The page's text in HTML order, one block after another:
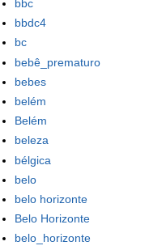
bbc
bbdc4
bc
bebê_prematuro
bebes
belém
Belém
beleza
bélgica
belo
belo horizonte
Belo Horizonte
belo_horizonte